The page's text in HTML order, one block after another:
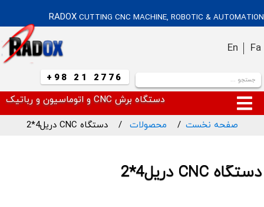
RADOX CUTTING CNC MACHINE, ROBOTIC & AUTOMATION
Fa
En
+98 21 2776
دستگاه برش CNC و اتوماسیون و رباتیک
صفحه نخست محصولات دستگاه CNC دریل4*2
دستگاه CNC دریل4*2